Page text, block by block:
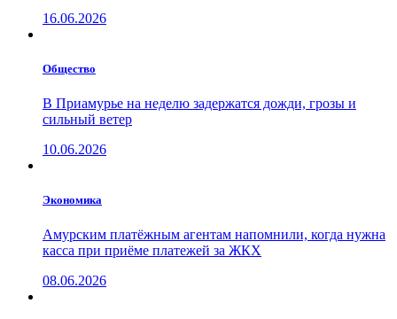
16.06.2026
Общество
В Приамурье на неделю задержатся дожди, грозы и
сильный ветер
10.06.2026
Экономика
Амурским платёжным агентам напомнили, когда нужна
касса при приёме платежей за ЖКХ
08.06.2026